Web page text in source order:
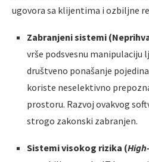
ugovora sa klijentima i ozbiljne
Zabranjeni sistemi
vrše podsvesnu manipulaciju
društveno ponašanje
koriste neselektivno
prostoru. Razvoj ovakvog
strogo zakonski zabranjen.
Sistemi visokog rizika (